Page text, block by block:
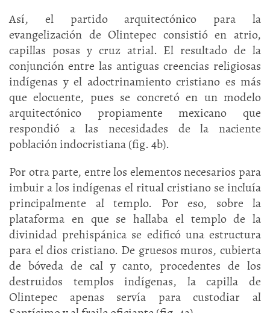
Así, el partido arquitectónico para la
evangelización de Olintepec consistió en atrio,
capillas posas y cruz atrial. El resultado de la
conjunción entre las antiguas creencias religiosas
indígenas y el adoctrinamiento cristiano es más
que elocuente, pues se concretó en un modelo
arquitectónico propiamente mexicano que
respondió a las necesidades de la naciente
población indocristiana (fig. 4b).
Por otra parte, entre los elementos necesarios para
imbuir a los indígenas el ritual cristiano se incluía
principalmente al templo. Por eso, sobre la
plataforma en que se hallaba el templo de la
divinidad prehispánica se edificó una estructura
para el dios cristiano. De gruesos muros, cubierta
de bóveda de cal y canto, procedentes de los
destruidos templos indígenas, la capilla de
Olintepec apenas servía para custodiar al